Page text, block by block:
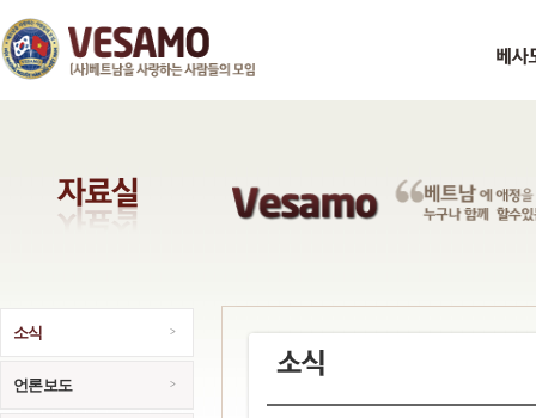
소식
언론보도